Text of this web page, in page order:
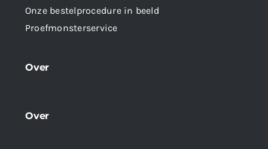
Onze bestelprocedure in beeld
Proefmonsterservice
Over
Over